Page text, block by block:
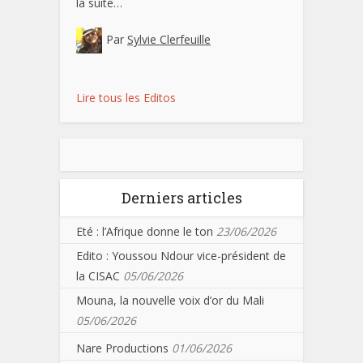
la suite…
Par Sylvie Clerfeuille
Lire tous les Editos
Derniers articles
Eté : l’Afrique donne le ton 23/06/2026
Edito : Youssou Ndour vice-président de
la CISAC 05/06/2026
Mouna, la nouvelle voix d’or du Mali
05/06/2026
Nare Productions 01/06/2026